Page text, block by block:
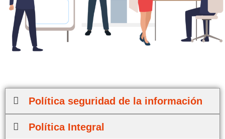
Política seguridad de la información
Política Integral